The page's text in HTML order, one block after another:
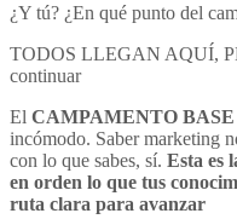
¿Y tú? ¿En qué punto del
TODOS LLEGAN AQUÍ,
continuar
El CAMPAMENTO BASE
incómodo. Saber marketing
con lo que sabes, sí. Esta es
en orden lo que tus
ruta clara para avanzar